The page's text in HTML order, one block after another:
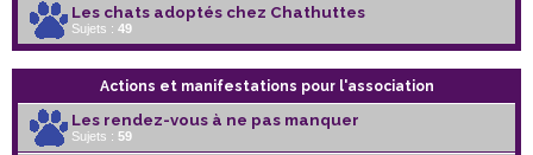
Les chats adoptés chez Chathuttes
Sujets : 49
Actions et manifestations pour l'association
Les rendez-vous à ne pas manquer
Sujets : 59